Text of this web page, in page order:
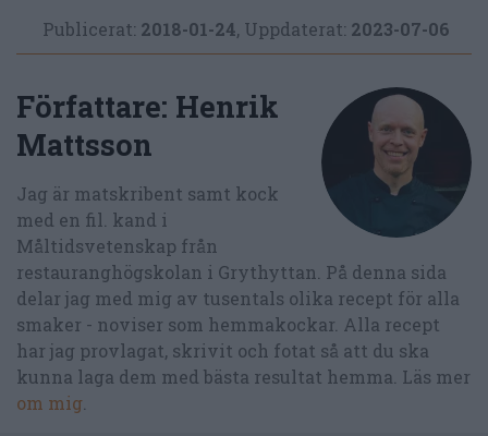
Publicerat: 2018-01-24, Uppdaterat: 2023-07-06
Författare: Henrik
Mattsson
Jag är matskribent samt kock
med en fil. kand i
Måltidsvetenskap från
restauranghögskolan i Grythyttan. På denna sida
delar jag med mig av tusentals olika recept för alla
smaker - noviser som hemmakockar. Alla recept
har jag provlagat, skrivit och fotat så att du ska
kunna laga dem med bästa resultat hemma. Läs mer
om mig